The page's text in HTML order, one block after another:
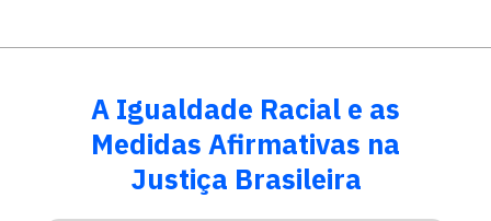
A Igualdade Racial e as
Medidas Afirmativas na
Justiça Brasileira